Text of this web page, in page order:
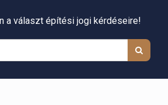
a választ építési jogi kérdéseire!